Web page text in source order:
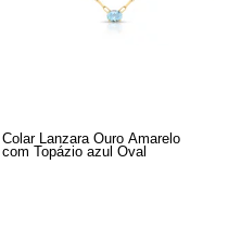
Colar Lanzara Ouro Amarelo
com Topázio azul Oval